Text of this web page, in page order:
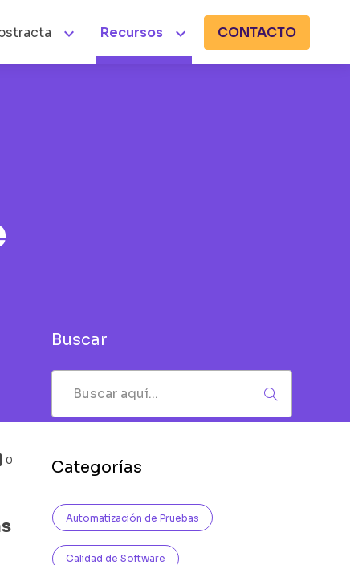
 Recursos  CONTACTO
0
Buscar
Categorías
Automatización de Pruebas
Calidad de Software